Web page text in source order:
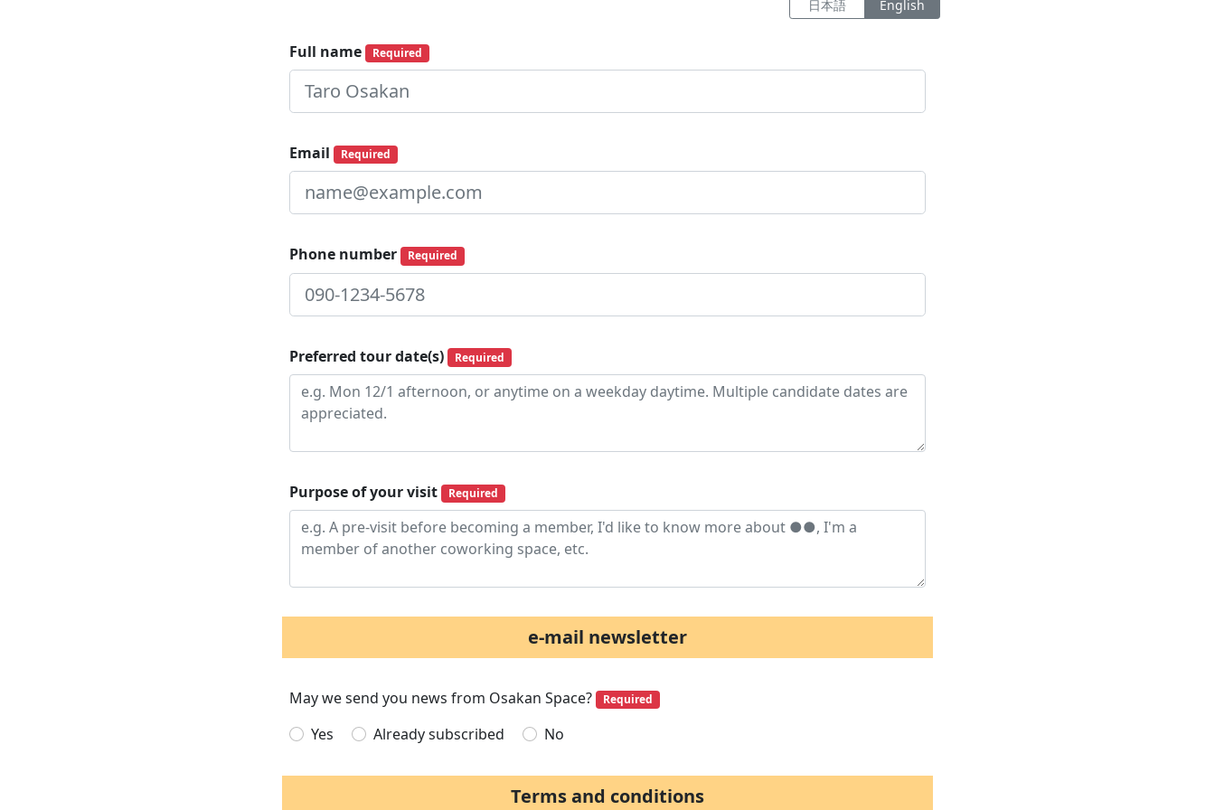
日本語 English
Full name Required
Email Required
Phone number Required
Preferred tour date(s) Required
Purpose of your visit Required
e-mail newsletter
May we send you news from Osakan Space? Required
Yes Already subscribed No
Terms and conditions